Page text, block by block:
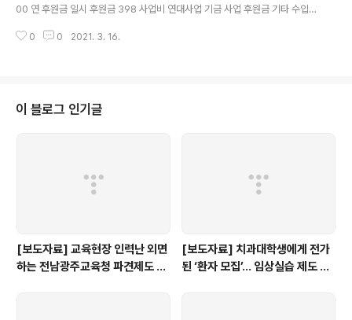
00 연 후원금 일시 후원금 398 사업비 연대사업 기금 사업 후원금 기타 수입
23,794 40,000 구분 1월 2월 인건비 4대 보험비 329,790 급여 2,198,68
이지 관리비 10,000 10,000 사업비 내부사업비 206,365 42,700 연대사
업비 ..
0 0 2021. 3. 16.
이 블로그 인기글
[보도자료] 교육현장 인력난 외면
하는 전남광주교육청 파견제도 재
[보도자료] 치과대학생에게 전가
된 ‘환자 모집’… 임상실습 제도 개